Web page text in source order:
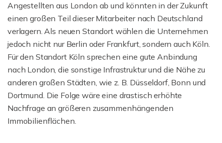
Angestellten aus London ab und könnten in der Zukunft
einen großen Teil dieser Mitarbeiter nach Deutschland
verlagern. Als neuen Standort wählen die Unternehmen
jedoch nicht nur Berlin oder Frankfurt, sondern auch Köln.
Für den Standort Köln sprechen eine gute Anbindung
nach London, die sonstige Infrastruktur und die Nähe zu
anderen großen Städten, wie z. B. Düsseldorf, Bonn und
Dortmund. Die Folge wäre eine drastisch erhöhte
Nachfrage an größeren zusammenhängenden
Immobilienflächen.